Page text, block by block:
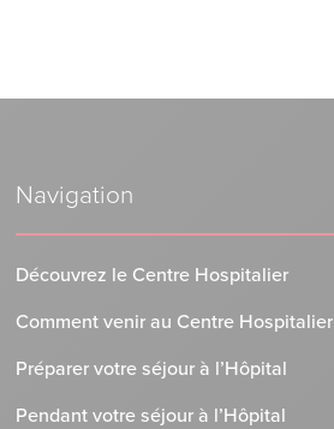
Navigation
Découvrez le Centre Hospitalier
Comment venir au Centre Hospitalier
Préparer votre séjour à l’Hôpital
Pendant votre séjour à l’Hôpital